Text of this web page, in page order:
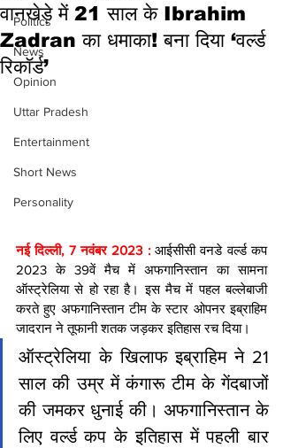
Politics
News
Opinion
Uttar Pradesh
Entertainment
Short News
Personality
वानखेड़े में 21 साल के Ibrahim
Zadran का धमाका! बना दिया ‘वर्ल्ड
रिकॉर्ड’
नई दिल्ली, 7 नवंबर 2023 : आईसीसी वनडे वर्ल्ड कप
2023 के 39वें मैच में अफगानिस्तान का सामना
ऑस्ट्रेलिया से हो रहा है। इस मैच में पहल बल्लेबाजी
करते हुए अफगानिस्तान टीम के स्टार ओपनर इब्राहिम
जादरान ने तूफानी शतक जड़कर इतिहास रच दिया।
ऑस्ट्रेलिया के खिलाफ इब्राहिम ने 21
साल की उम्र में कंगारू टीम के गेंदबाजों
की जमकर धुनाई की। अफगानिस्तान के
लिए वर्ल्ड कप के इतिहास में पहली बार